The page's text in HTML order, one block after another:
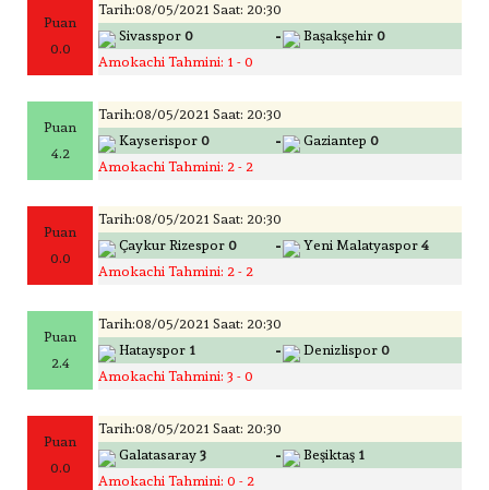
Puan
0.0
Tarih:08/05/2021 Saat: 20:30
Sivasspor 0 - Başakşehir 0
Amokachi Tahmini: 1 - 0
Puan
4.2
Tarih:08/05/2021 Saat: 20:30
Kayserispor 0 - Gaziantep 0
Amokachi Tahmini: 2 - 2
Puan
0.0
Tarih:08/05/2021 Saat: 20:30
Çaykur Rizespor 0 - Yeni Malatyaspor 4
Amokachi Tahmini: 2 - 2
Puan
2.4
Tarih:08/05/2021 Saat: 20:30
Hatayspor 1 - Denizlispor 0
Amokachi Tahmini: 3 - 0
Puan
0.0
Tarih:08/05/2021 Saat: 20:30
Galatasaray 3 - Beşiktaş 1
Amokachi Tahmini: 0 - 2